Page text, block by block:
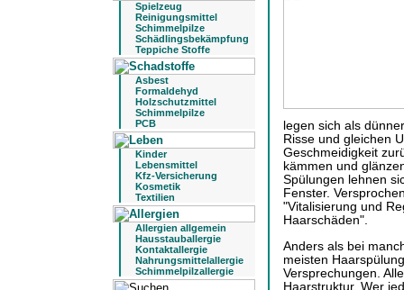
Spielzeug
Reinigungsmittel
Schimmelpilze
Schädlingsbekämpfung
Teppiche Stoffe
Asbest
Formaldehyd
Holzschutzmittel
Schimmelpilze
PCB
Kinder
Lebensmittel
Kfz-Versicherung
Kosmetik
Textilien
Allergien allgemein
Hausstauballergie
Kontaktallergie
Nahrungsmittelallergie
Schimmelpilzallergie
legen sich als
Risse und gleichen
Geschmeidigkeit
kämmen und
Spülungen lehnen
Fenster.
"Vitalisierung und
Haarschäden".
Anders als bei
meisten
Versprechungen.
Haarstruktur. Wer